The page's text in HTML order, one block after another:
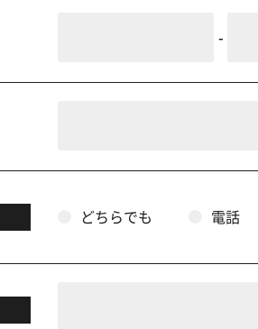
-
どちらでも 電話